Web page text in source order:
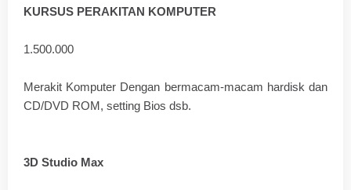
KURSUS PERAKITAN KOMPUTER
1.500.000
Merakit Komputer Dengan bermacam-macam hardisk dan
CD/DVD ROM, setting Bios dsb.
3D Studio Max